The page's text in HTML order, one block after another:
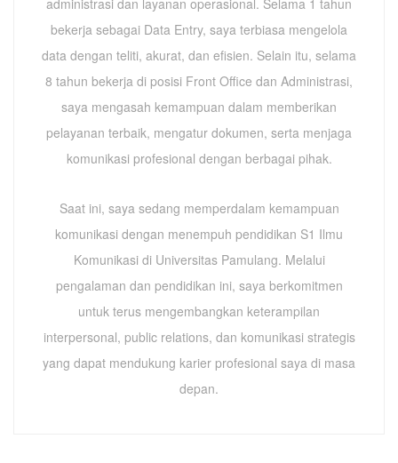
administrasi dan layanan operasional. Selama 1 tahun
bekerja sebagai Data Entry, saya terbiasa mengelola
data dengan teliti, akurat, dan efisien. Selain itu, selama
8 tahun bekerja di posisi Front Office dan Administrasi,
saya mengasah kemampuan dalam memberikan
pelayanan terbaik, mengatur dokumen, serta menjaga
komunikasi profesional dengan berbagai pihak.
Saat ini, saya sedang memperdalam kemampuan
komunikasi dengan menempuh pendidikan S1 Ilmu
Komunikasi di Universitas Pamulang. Melalui
pengalaman dan pendidikan ini, saya berkomitmen
untuk terus mengembangkan keterampilan
interpersonal, public relations, dan komunikasi strategis
yang dapat mendukung karier profesional saya di masa
depan.